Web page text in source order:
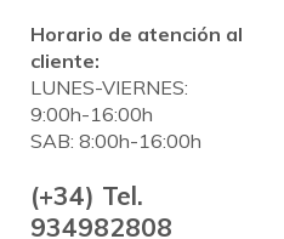
Horario de atención al
cliente:
LUNES-VIERNES:
9:00h-16:00h
SAB: 8:00h-16:00h
(+34) Tel.
934982808